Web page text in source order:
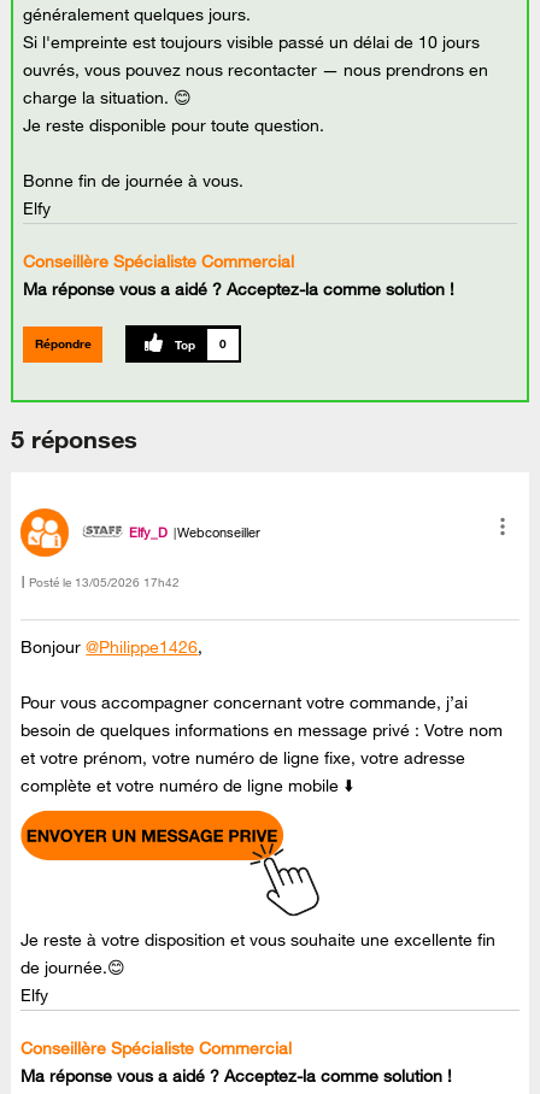
généralement quelques jours.
Si l'empreinte est toujours visible passé un délai de 10 jours
ouvrés, vous pouvez nous recontacter — nous prendrons en
charge la situation. 😊
Je reste disponible pour toute question.
Bonne fin de journée à vous.
Elfy
Conseillère Spécialiste Commercial
Ma réponse vous a aidé ? Acceptez-la comme solution !
Répondre 0
5 réponses
Elfy_D Webconseiller
Posté le ‎13/05/2026 17h42
Bonjour@Philippe1426,
Pour vous accompagner concernant votre commande, j’ai
besoin de quelques informations en message privé : Votre nom
et votre prénom, votre numéro de ligne fixe, votre adresse
complète et votre numéro de ligne mobile ⬇️
Je reste à votre disposition et vous souhaite une excellente fin
de journée.😊
Elfy
Conseillère Spécialiste Commercial
Ma réponse vous a aidé ? Acceptez-la comme solution !